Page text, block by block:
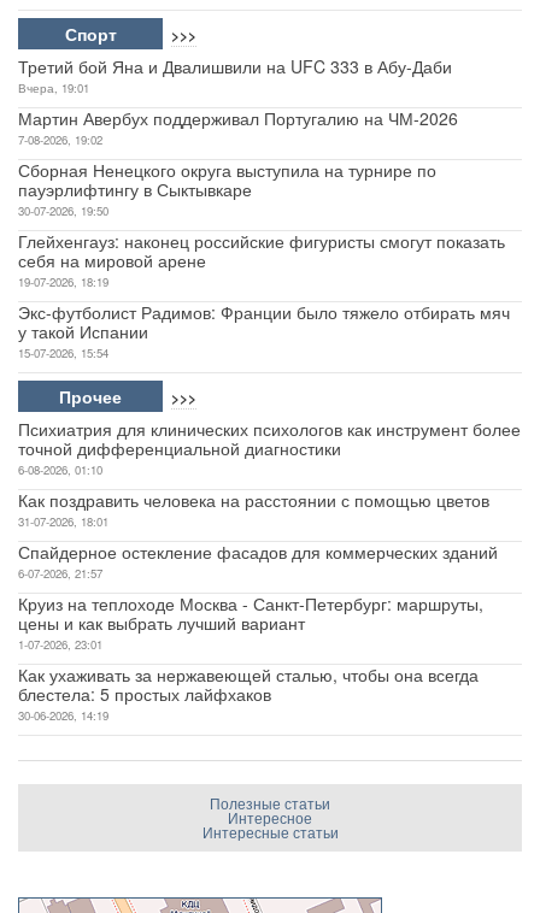
Спорт >>>
Третий бой Яна и Двалишвили на UFC 333 в Абу-Даби
Вчера, 19:01
Мартин Авербух поддерживал Португалию на ЧМ-2026
7-08-2026, 19:02
Сборная Ненецкого округа выступила на турнире по
пауэрлифтингу в Сыктывкаре
30-07-2026, 19:50
Глейхенгауз: наконец российские фигуристы смогут показать
себя на мировой арене
19-07-2026, 18:19
Экс-футболист Радимов: Франции было тяжело отбирать мяч
у такой Испании
15-07-2026, 15:54
Прочее >>>
Психиатрия для клинических психологов как инструмент более
точной дифференциальной диагностики
6-08-2026, 01:10
Как поздравить человека на расстоянии с помощью цветов
31-07-2026, 18:01
Спайдерное остекление фасадов для коммерческих зданий
6-07-2026, 21:57
Круиз на теплоходе Москва - Санкт-Петербург: маршруты,
цены и как выбрать лучший вариант
1-07-2026, 23:01
Как ухаживать за нержавеющей сталью, чтобы она всегда
блестела: 5 простых лайфхаков
30-06-2026, 14:19
Полезные статьи
Интересное
Интересные статьи